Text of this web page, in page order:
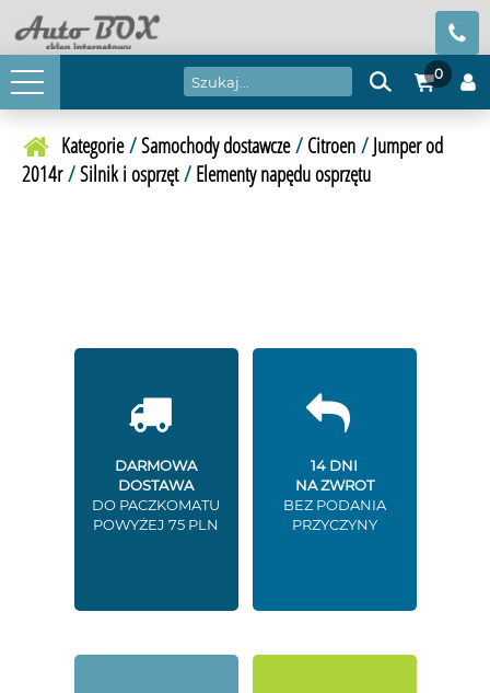
0
Kategorie/Samochody dostawcze/ Citroen/ Jumper od
2014r/Silnik i osprzęt/ Elementy napędu osprzętu
DARMOWA
DOSTAWA
DO PACZKOMATU
POWYŻEJ 75 PLN
14 DNI
NA ZWROT
BEZ PODANIA
PRZYCZYNY